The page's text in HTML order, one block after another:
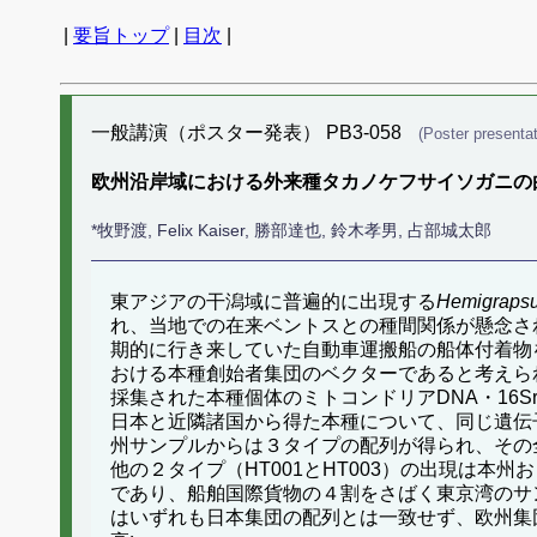
要旨トップ| 目次
一般講演（ポスター発表） PB3-058 (Poster
欧州沿岸域における外来種タカノケフサイソガニの
*牧野渡, Felix Kaiser, 勝部達也, 鈴木孝男, 占部城太郎
東アジアの干潟域に普遍的に出現する
れ、当地での在来ベントスとの種間関係が懸念
期的に行き来していた自動車運搬船の船体付着
おける本種創始者集団のベクターであると考え
採集された本種個体のミトコンドリアDNA・
日本と近隣諸国から得た本種について、同じ遺
州サンプルからは３タイプの配列が得られ、そ
他の２タイプ（HT001とHT003）の出現は本州
であり、船舶国際貨物の４割をさばく東京湾の
はいずれも日本集団の配列とは一致せず、欧州